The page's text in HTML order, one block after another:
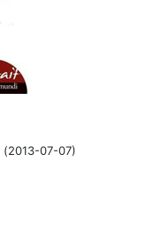
(2013-07-07)